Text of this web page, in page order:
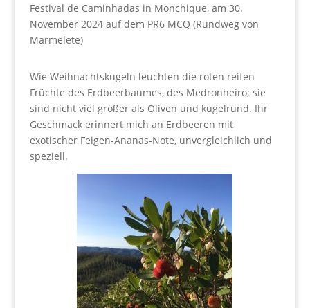
Festival de Caminhadas in Monchique, am 30.
November 2024 auf dem PR6 MCQ (Rundweg von
Marmelete)
Wie Weihnachtskugeln leuchten die roten reifen
Früchte des Erdbeerbaumes, des Medronheiro; sie
sind nicht viel größer als Oliven und kugelrund. Ihr
Geschmack erinnert mich an Erdbeeren mit
exotischer Feigen-Ananas-Note, unvergleichlich und
speziell.